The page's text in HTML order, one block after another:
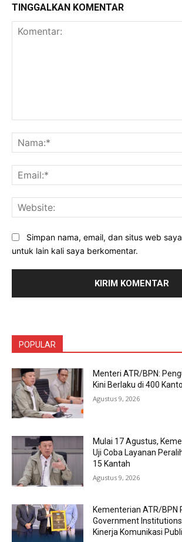
TINGGALKAN KOMENTAR
Simpan nama, email, dan situs web
untuk lain kali saya berkomentar.
POPULAR
Menteri ATR/BPN:
Kini Berlaku di 400
Agustus 9, 2026
Mulai 17 Agustus,
Uji Coba Layanan
15 Kantah
Agustus 9, 2026
Kementerian ATR/BPN
Government
Kinerja Komunikasi